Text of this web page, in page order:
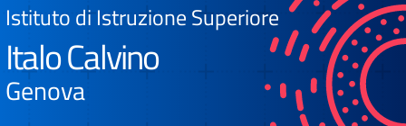
Istituto di Istruzione Superiore
Italo Calvino
Genova